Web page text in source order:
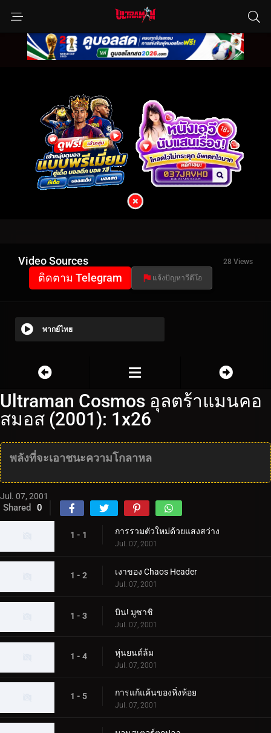
Video Sources 28 Views
ติดตาม Telegram แจ้งปัญหาวีดีโอ
พากย์ไทย
Ultraman Cosmos อุลตร้าแมนคอ
สมอส (2001): 1x26
พลังที่จะเอาชนะความโกลาหล
Jul. 07, 2001
Shared 0
1 - 1 การรวมตัวใหม่ด้วยแสงสว่าง
Jul. 07, 2001
1 - 2 เงาของ Chaos Header
Jul. 07, 2001
1 - 3 บิน! มูซาชิ
Jul. 07, 2001
1 - 4 หุ่นยนต์ล้ม
Jul. 07, 2001
1 - 5 การแก้แค้นของหิ่งห้อย
Jul. 07, 2001